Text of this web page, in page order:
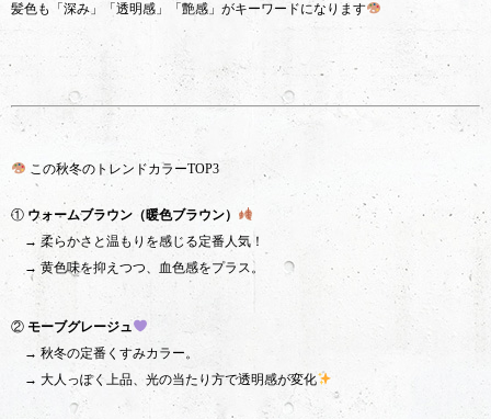
髪色も「深み」「透明感」「艶感」がキーワードになります
この秋冬のトレンドカラーTOP3
① ウォームブラウン（暖色ブラウン）
→ 柔らかさと温もりを感じる定番人気！
→ 黄色味を抑えつつ、血色感をプラス。
② モーブグレージュ
→ 秋冬の定番くすみカラー。
→ 大人っぽく上品、光の当たり方で透明感が変化